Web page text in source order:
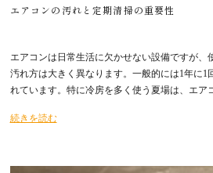
エアコンの汚れと定期清掃の重要性
エアコンは日常生活に欠かせない設備ですが、
汚れ方は大きく異なります。一般的には1年に1
れています。特に冷房を多く使う夏場は、エア
続きを読む